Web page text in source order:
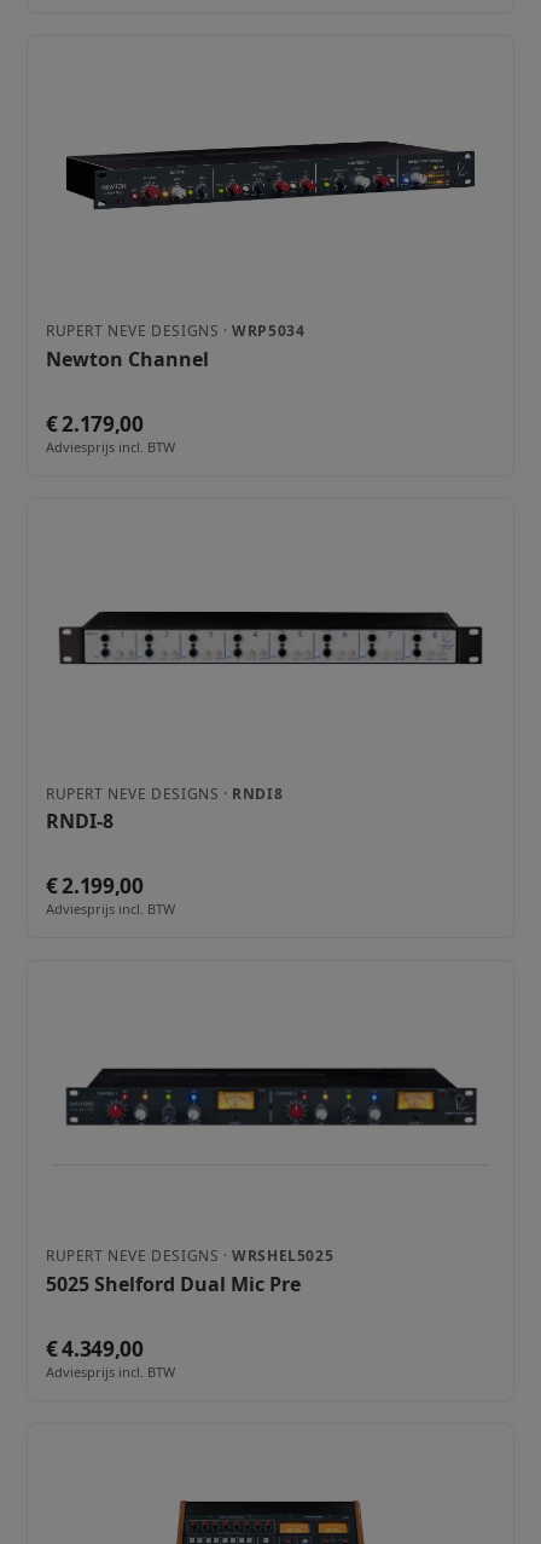
RUPERT NEVE DESIGNS ·WRP5034
Newton Channel
€ 2.179,00
Adviesprijs incl. BTW
RUPERT NEVE DESIGNS · RNDI8
RNDI-8
€ 2.199,00
Adviesprijs incl. BTW
RUPERT NEVE DESIGNS ·WRSHEL5025
5025 Shelford Dual Mic Pre
€ 4.349,00
Adviesprijs incl. BTW